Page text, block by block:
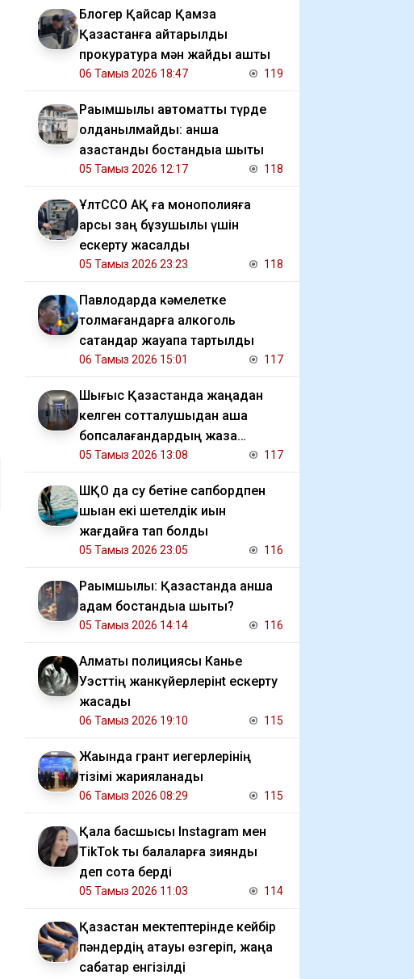
Блогер Қайсар Қамза
Қазақстанға қайтарылды
прокуратура мән жайды ашты
06 Тамыз 2026 18:47 119
Рақымшылық автоматты түрде
қолданылмайды: қанша
қазақстандық бостандыққа шықты
05 Тамыз 2026 12:17 118
ҰлтССО АҚ ға монополияға
қарсы заң бұзушылық үшін
ескерту жасалды
05 Тамыз 2026 23:23 118
Павлодарда кәмелетке
толмағандарға алкоголь
сатқандар жауапқа тартылды
06 Тамыз 2026 15:01 117
Шығыс Қазақстанда жаңадан
келген сотталушыдан ақша
бопсалағандардың жаза
мерзімі ұзартылды
05 Тамыз 2026 13:08 117
ШҚО да су бетіне сапбордпен
шыққан екі шетелдік қиын
жағдайға тап болды
05 Тамыз 2026 23:05 116
Рақымшылық: Қазақстанда қанша
адам бостандыққа шықты?
05 Тамыз 2026 14:14 116
Алматы полициясы Канье
Уэсттің жанкүйерлерінt ескерту
жасады
06 Тамыз 2026 19:10 115
Жақында грант иегерлерінің
тізімі жарияланады
06 Тамыз 2026 08:29 115
Қала басшысы Instagram мен
TikTok ты балаларға зиянды
деп сотқа берді
05 Тамыз 2026 11:03 114
Қазақстан мектептерінде кейбір
пәндердің атауы өзгеріп, жаңа
сабақтар енгізілді